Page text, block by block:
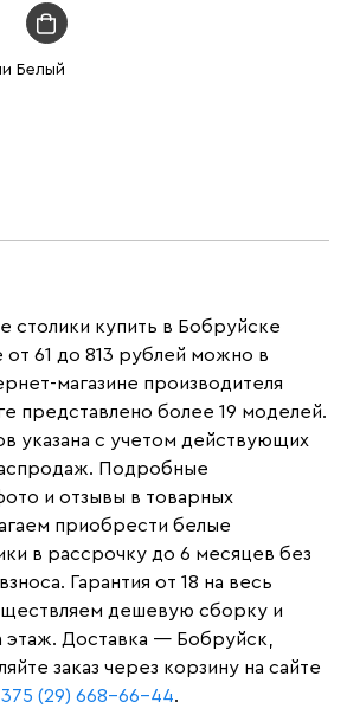
Белый
столики купить в Бобруйске
61 до 813 рублей можно в
магазине производителя
представлено более 19 моделей.
указана с учетом действующих
Подробные
и отзывы в товарных
приобрести белые
в рассрочку до 6 месяцев без
Гарантия от 18 на весь
дешевую сборку и
Доставка — Бобруйск,
заказ через корзину на сайте
(29) 668-66-44.